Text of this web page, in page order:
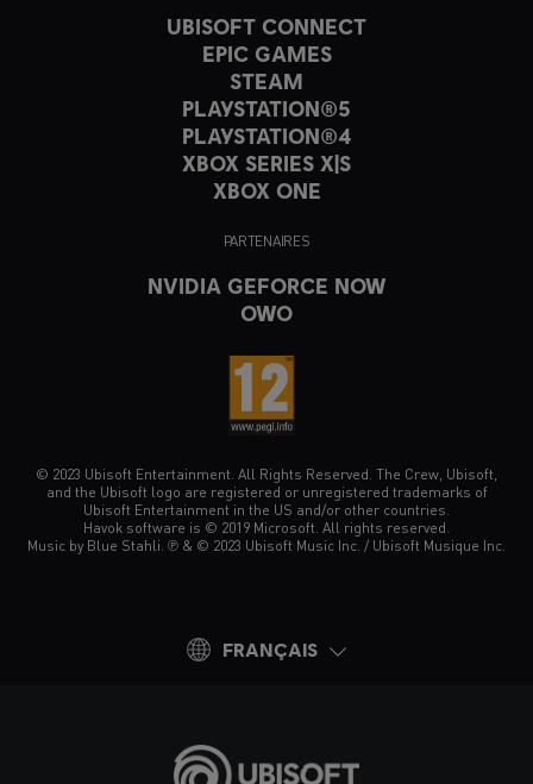
UBISOFT CONNECT
EPIC GAMES
STEAM
PLAYSTATION®5
PLAYSTATION®4
XBOX SERIES X|S
XBOX ONE
PARTENAIRES
NVIDIA GEFORCE NOW
OWO
© 2023 Ubisoft Entertainment. All Rights Reserved. The Crew, Ubisoft,
and the Ubisoft logo are registered or unregistered trademarks of
Ubisoft Entertainment in the US and/or other countries.
Havok software is © 2019 Microsoft. All rights reserved.
Music by Blue Stahli. ℗ & © 2023 Ubisoft Music Inc. / Ubisoft Musique Inc.
FRANÇAIS